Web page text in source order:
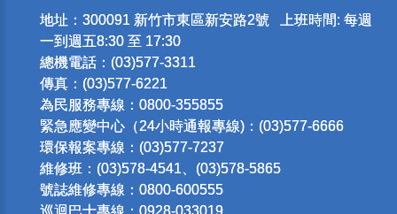
地址：300091 新竹市東區新安路2號 上班時間: 每週
一到週五8:30 至 17:30
總機電話：(03)577-3311
傳真：(03)577-6221
為民服務專線：0800-355855
緊急應變中心（24小時通報專線)：(03)577-6666
環保報案專線：(03)577-7237
維修班：(03)578-4541、(03)578-5865
號誌維修專線：0800-600555
巡迴巴士專線：0928-033019